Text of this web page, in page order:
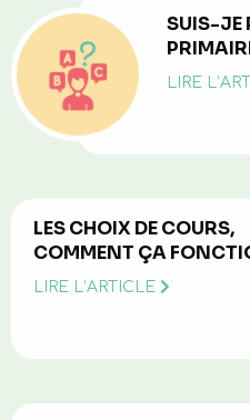
SUIS-JE
LIRE
LES CHOIX DE COURS,
COMMENT ÇA
LIRE L’ARTICLE